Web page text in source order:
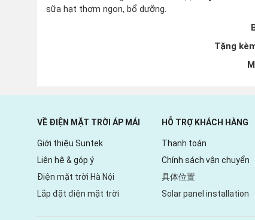
sữa hạt thơm ngon, bổ dưỡng.
Tặng
M
VỀ ĐIỆN MẶT TRỜI ÁP MÁI
Giới thiệu Suntek
Liên hệ & góp ý
Điện mặt trời Hà Nội
Lắp đặt điện mặt trời
HỖ TRỢ KHÁCH HÀNG
Thanh toán
Chính sách vận chuyển
具体位置
Solar panel installation